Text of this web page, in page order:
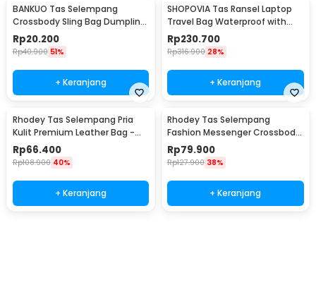
BANKUO Tas Selempang
Crossbody Sling Bag Dumpling
Adjustable Strap - BK22
Rp20.200
Rp40.900 51%
+ Keranjang
SHOPOVIA Tas Ransel Laptop
Travel Bag Waterproof with
USB Port 35L - KC14
Rp230.700
Rp316.900 28%
+ Keranjang
Rhodey Tas Selempang Pria
Kulit Premium Leather Bag -
1106-2W
Rp66.400
Rp108.900 40%
+ Keranjang
Rhodey Tas Selempang
Fashion Messenger Crossbody
Bag PU Leather - 1047
Rp79.900
Rp127.900 38%
+ Keranjang